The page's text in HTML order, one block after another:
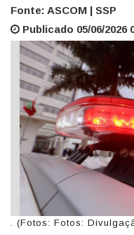
Fonte: ASCOM | SSP
Publicado 05/06/2026
. (Fotos: Fotos: